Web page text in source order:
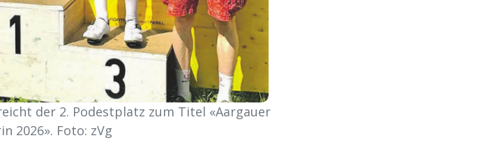
der 2. Podestplatz zum Titel «Aargauer
2026». Foto: zVg